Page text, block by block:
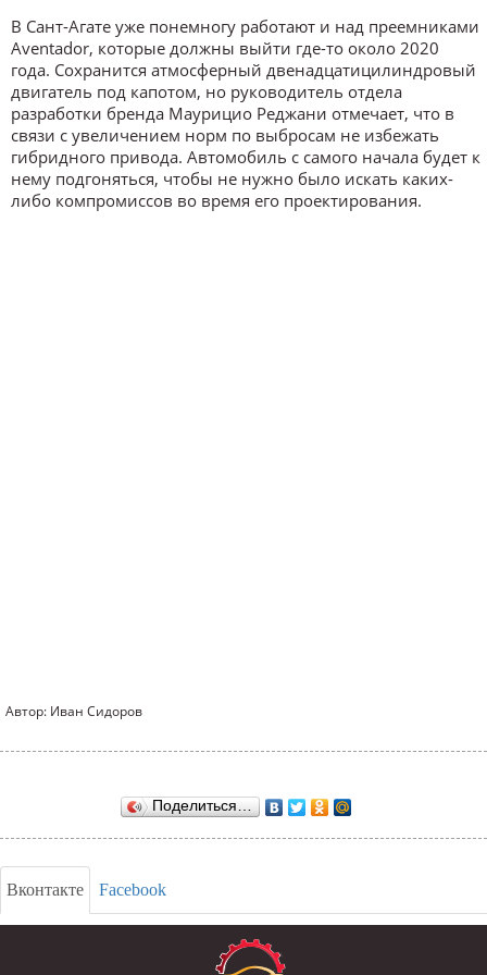
В Сант-Агате уже понемногу работают и над преемниками
Aventador, которые должны выйти где-то около 2020
года. Сохранится атмосферный двенадцатицилиндровый
двигатель под капотом, но руководитель отдела
разработки бренда Маурицио Реджани отмечает, что в
связи с увеличением норм по выбросам не избежать
гибридного привода. Автомобиль с самого начала будет к
нему подгоняться, чтобы не нужно было искать каких-
либо компромиссов во время его проектирования.
Автор: Иван Сидоров
Поделиться…
Вконтакте Facebook